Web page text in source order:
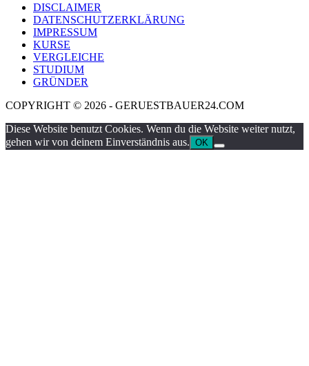
DISCLAIMER
DATENSCHUTZERKLÄRUNG
IMPRESSUM
KURSE
VERGLEICHE
STUDIUM
GRÜNDER
COPYRIGHT © 2026 - GERUESTBAUER24.COM
Diese Website benutzt Cookies. Wenn du die Website weiter nutzt,
gehen wir von deinem Einverständnis aus. OK